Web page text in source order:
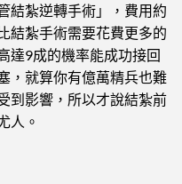
結紮逆轉手術」，費用約
結紮手術需要花費更多的
達9成的機率能成功接回
，就算你有億萬精兵也難
到影響，所以才說結紮前
人。